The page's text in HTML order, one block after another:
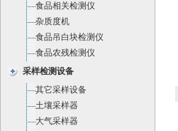
食品相关检测仪
杂质度机
食品吊白块检测仪
食品农残检测仪
采样检测设备
其它采样设备
土壤采样器
大气采样器